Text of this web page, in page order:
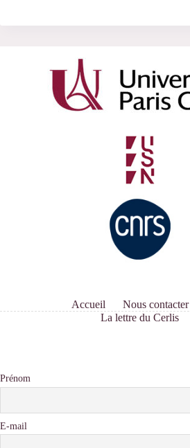
Accueil Nous contacter
La lettre du Cerlis
Prénom
E-mail